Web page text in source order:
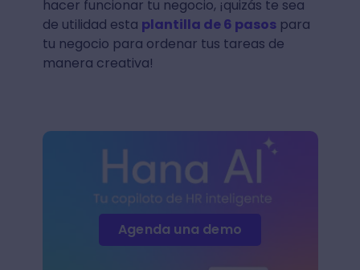
hacer funcionar tu negocio, ¡quizás te sea
de utilidad esta plantilla de 6 pasospara
tu negocio para ordenar tus tareas de
manera creativa!
Agenda una demo